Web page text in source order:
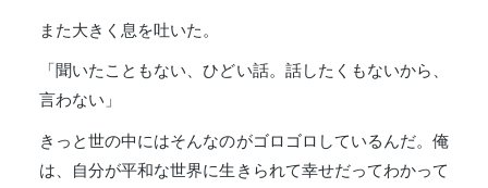
また大きく息を吐いた。
「聞いたこともない、ひどい話。話したくもないから、
言わない」
きっと世の中にはそんなのがゴロゴロしているんだ。俺
は、自分が平和な世界に生きられて幸せだってわかって